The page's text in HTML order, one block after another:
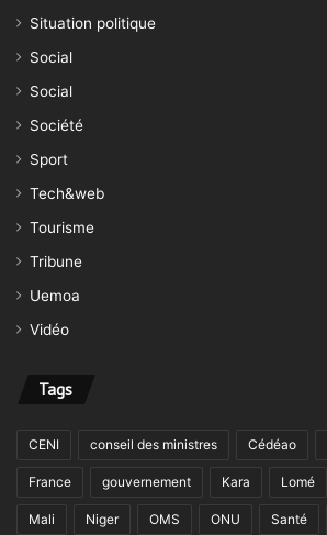
Situation politique
Social
Social
Société
Sport
Tech&web
Tourisme
Tribune
Uemoa
Vidéo
Tags
CENI conseil des ministres Cédéao
France gouvernement Kara Lomé
Mali Niger OMS ONU Santé